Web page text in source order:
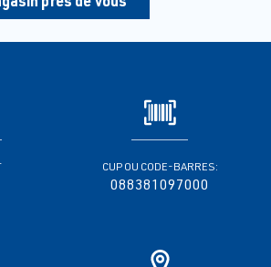
CUP OU CODE-BARRES:
088381097000